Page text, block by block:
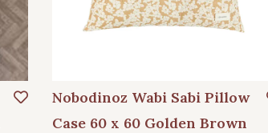
Nobodinoz Wabi Sabi Pillow
Case 60 x 60 Golden Brown